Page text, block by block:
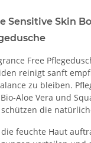
Sensitive Skin
Free
reinigt sanft
zu bleiben.
Aloe Vera und
die
feuchte Haut